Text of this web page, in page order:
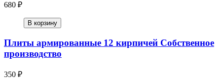
680 ₽
В корзину
Плиты армированные 12 кирпичей Собственное
производство
350 ₽